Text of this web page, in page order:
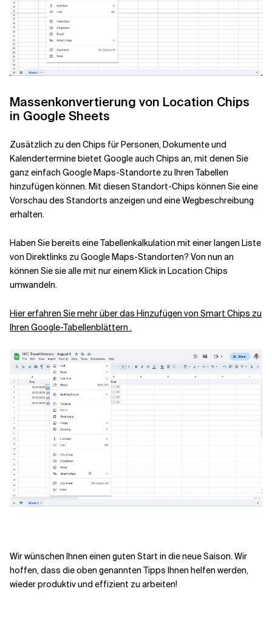
Massenkonvertierung von Location Chips
in Google Sheets
Zusätzlich zu den Chips für Personen, Dokumente und
Kalendertermine bietet Google auch Chips an, mit denen Sie
ganz einfach Google Maps-Standorte zu Ihren Tabellen
hinzufügen können. Mit diesen Standort-Chips können Sie eine
Vorschau des Standorts anzeigen und eine Wegbeschreibung
erhalten.
Haben Sie bereits eine Tabellenkalkulation mit einer langen Liste
von Direktlinks zu Google Maps-Standorten? Von nun an
können Sie sie alle mit nur einem Klick in Location Chips
umwandeln.
Hier erfahren Sie mehr über das Hinzufügen von Smart Chips zu
Ihren Google-Tabellenblättern .
Wir wünschen Ihnen einen guten Start in die neue Saison. Wir
hoffen, dass die oben genannten Tipps Ihnen helfen werden,
wieder produktiv und effizient zu arbeiten!